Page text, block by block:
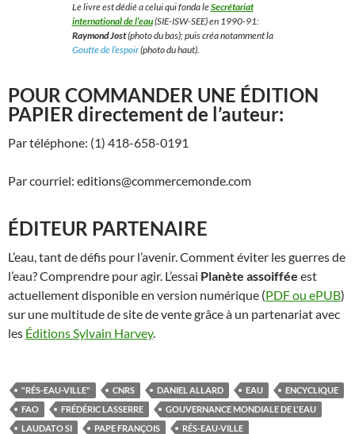
Le livre est dédié a celui qui fonda leSecrétariat
international de l’eau(SIE-ISW-SEE) en 1990-91:
Raymond Jost(photo du bas); puis créa notamment la
Goutte de l’espoir(photo du haut).
POUR COMMANDER UNE ÉDITION
PAPIER directement de l’auteur:
Par téléphone: (1) 418-658-0191
Par courriel: editions@commercemonde.com
ÉDITEUR PARTENAIRE
L’eau, tant de défis pour l’avenir. Comment éviter les guerres de
l’eau? Comprendre pour agir. L’essai Planète assoiffée est
actuellement disponible en version numérique (PDF ou ePUB)
sur une multitude de site de vente grâce à un partenariat avec
les Éditions Sylvain Harvey.
"RÉS-EAU-VILLE" CNRS DANIEL ALLARD EAU
ENCYCLIQUE
FAO
FRÉDÉRIC LASSERRE
GOUVERNANCE MONDIALE DE L'EAU
LAUDATO SI
PAPE FRANÇOIS RÉS-EAU-VILLE